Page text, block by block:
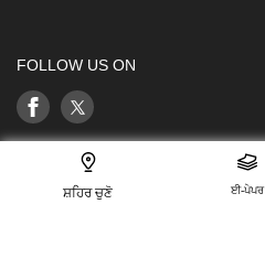
ਸ਼ਹਿਰ ਚੁਣੋ ਈ-ਪੇਪਰ
FOLLOW US ON